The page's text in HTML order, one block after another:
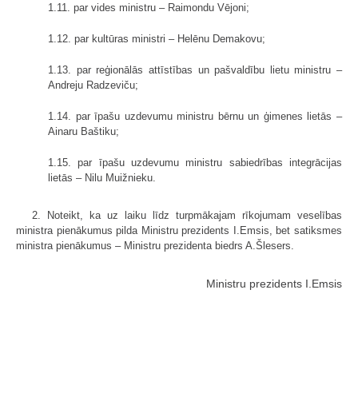
1.11. par vides ministru – Raimondu Vējoni;
1.12. par kultūras ministri – Helēnu Demakovu;
1.13. par reģionālās attīstības un pašvaldību lietu ministru –
Andreju Radzeviču;
1.14. par īpašu uzdevumu ministru bērnu un ģimenes lietās –
Ainaru Baštiku;
1.15. par īpašu uzdevumu ministru sabiedrības integrācijas
lietās – Nilu Muižnieku.
2. Noteikt, ka uz laiku līdz turpmākajam rīkojumam veselības
ministra pienākumus pilda Ministru prezidents I.Emsis, bet satiksmes
ministra pienākumus – Ministru prezidenta biedrs A.Šlesers.
Ministru prezidents I.Emsis